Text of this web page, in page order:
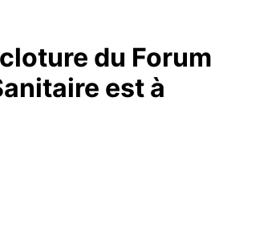
du Forum
est à